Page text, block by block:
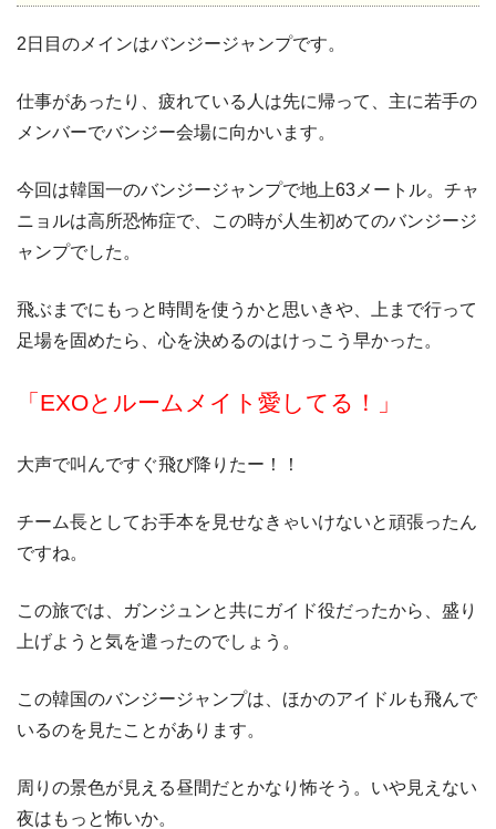
2日目のメインはバンジージャンプです。
仕事があったり、疲れている人は先に帰って、主に若手の
メンバーでバンジー会場に向かいます。
今回は韓国一のバンジージャンプで地上63メートル。チャ
ニョルは高所恐怖症で、この時が人生初めてのバンジージ
ャンプでした。
飛ぶまでにもっと時間を使うかと思いきや、上まで行って
足場を固めたら、心を決めるのはけっこう早かった。
「EXOとルームメイト愛してる！」
大声で叫んですぐ飛び降りたー！！
チーム長としてお手本を見せなきゃいけないと頑張ったん
ですね。
この旅では、ガンジュンと共にガイド役だったから、盛り
上げようと気を遣ったのでしょう。
この韓国のバンジージャンプは、ほかのアイドルも飛んで
いるのを見たことがあります。
周りの景色が見える昼間だとかなり怖そう。いや見えない
夜はもっと怖いか。